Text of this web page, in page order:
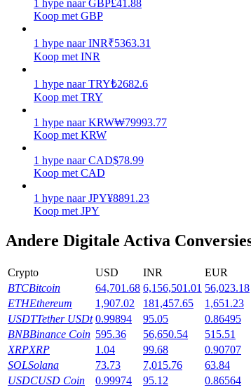
Verdienen
Macht varkentje
Verdien dagelijks competitieve beloningen
1 hype naar GBP£41.88
Koop met GBP
1 hype naar INR₹5363.31
Koop met INR
1 hype naar TRY₺2682.6
Koop met TRY
1 hype naar KRW₩79993.77
Koop met KRW
1 hype naar CAD$78.99
Koop met CAD
1 hype naar JPY¥8891.23
Koop met JPY
Andere Digitale Activa
Crypto USD INR EUR
BTCBitcoin 64,701.68 6,156,501.01 56,023.18
ETHEthereum 1,907.02 181,457.65 1,651.23
USDTTether USDt 0.99894 95.05 0.86495
BNBBinance Coin 595.36 56,650.54 515.51
XRPXRP 1.04 99.68 0.90707
SOLSolana 73.73 7,015.76 63.84
USDCUSD Coin 0.99974 95.12 0.86564